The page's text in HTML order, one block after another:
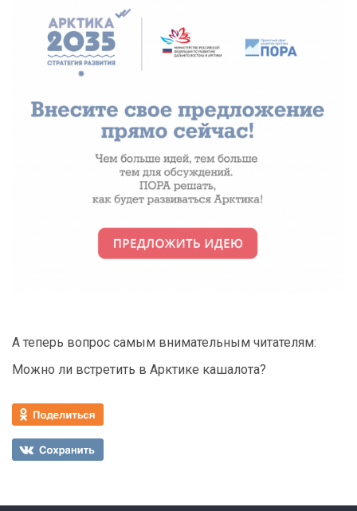
А теперь вопрос самым внимательным читателям:
Можно ли встретить в Арктике кашалота?